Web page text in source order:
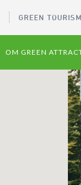
GREEN
OM GREEN